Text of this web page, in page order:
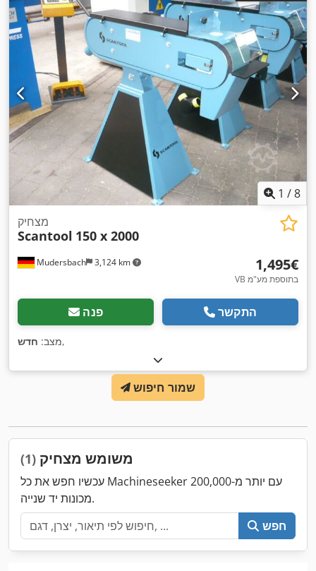
1 /8
Mudersbach 3,124 km
מצחיק
Scantool 150 x 2000
‏1,495 ‏€
VB בתוספת מע"מ
פנה התקשר
מצב: חדש ,
שמור חיפוש
משומש מצחיק (1)
עכשיו חפש את כל Machineseeker עם יותר מ-200,000
מכונות יד שנייה.
חפש